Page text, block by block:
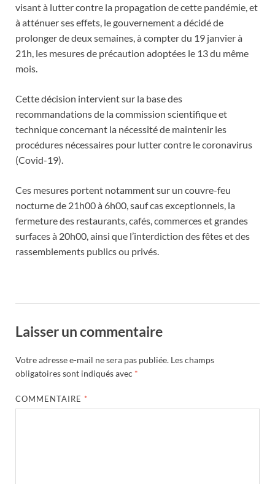
visant à lutter contre la propagation de cette pandémie, et
à atténuer ses effets, le gouvernement a décidé de
prolonger de deux semaines, à compter du 19 janvier à
21h, les mesures de précaution adoptées le 13 du même
mois.
Cette décision intervient sur la base des
recommandations de la commission scientifique et
technique concernant la nécessité de maintenir les
procédures nécessaires pour lutter contre le coronavirus
(Covid-19).
Ces mesures portent notamment sur un couvre-feu
nocturne de 21h00 à 6h00, sauf cas exceptionnels, la
fermeture des restaurants, cafés, commerces et grandes
surfaces à 20h00, ainsi que l’interdiction des fêtes et des
rassemblements publics ou privés.
Laisser un commentaire
Votre adresse e-mail ne sera pas publiée. Les champs
obligatoires sont indiqués avec *
COMMENTAIRE *